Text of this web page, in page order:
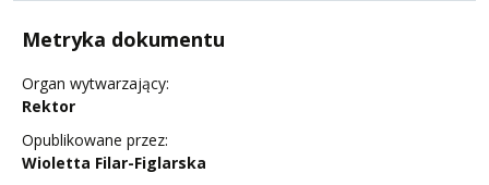
Metryka dokumentu
Organ wytwarzający:
Rektor
Opublikowane przez:
Wioletta Filar-Figlarska